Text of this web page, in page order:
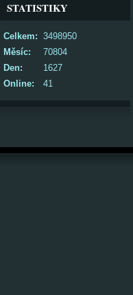
STATISTIKY
Online: 41
Celkem: 3498950
Měsíc:
70804
Den:
1627